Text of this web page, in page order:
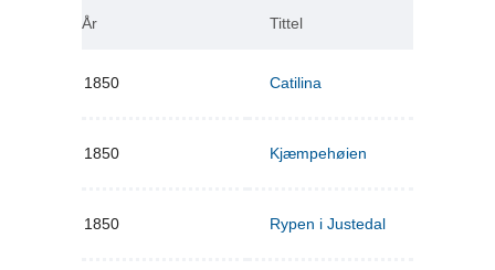
År Tittel
1850 Catilina
1850 Kjæmpehøien
1850 Rypen i Justedal